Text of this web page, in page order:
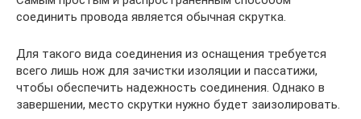
соединить провода является обычная скрутка.
Для такого вида соединения из оснащения требуется
всего лишь нож для зачистки изоляции и пассатижи,
чтобы обеспечить надежность соединения. Однако в
завершении, место скрутки нужно будет заизолировать.